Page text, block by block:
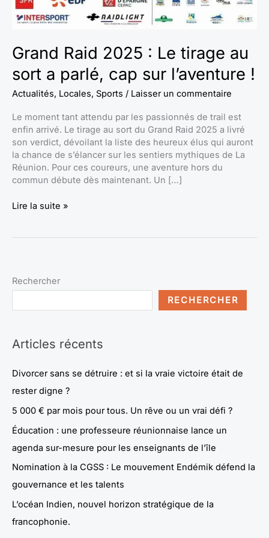
Grand Raid 2025 : Le tirage au
sort a parlé, cap sur l’aventure !
Actualités, Locales, Sports / Laisser un commentaire
Le moment tant attendu par les passionnés de trail est
enfin arrivé. Le tirage au sort du Grand Raid 2025 a livré
son verdict, dévoilant la liste des heureux élus qui auront
la chance de s’élancer sur les sentiers mythiques de La
Réunion. Pour ces coureurs, une aventure hors du
commun débute dès maintenant. Un […]
Lire la suite »
Rechercher
RECHERCHER
Articles récents
Divorcer sans se détruire : et si la vraie victoire était de
rester digne ?
5 000 € par mois pour tous. Un rêve ou un vrai défi ?
Éducation : une professeure réunionnaise lance un
agenda sur-mesure pour les enseignants de l’île
Nomination à la CGSS : Le mouvement Endémik défend la
gouvernance et les talents
L’océan Indien, nouvel horizon stratégique de la
francophonie.